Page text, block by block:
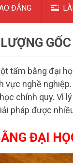
ĐẲNG
tấm bằng đại
nghề
chính quy. Vì
pháp được
ĐẠI